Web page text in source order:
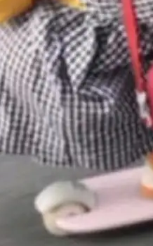
多了两项：
地从PoC走
AI应用...
表示——bool
认模式、浅
意义的组
了。要知道
、校验、或
enum，两个
大厂都在
在 Twitte
了 Cloudfla
，跟其他所
上它不一
我十年前的
建在 Cloudf
搭建的平台
我十年秘密
的分
最新开源项
Cloudflare
进程。 设
的 SQLite
的 S3 兼容
库协调——
对象自带一
，单个数据
就被消除
资源。当 cel
SQLite 数据
真相...
vivo夺
Z系列
硬件成本暴
机速度明显
数规格除开
Ultra / Z
低端机器，
REDMI No
X300 E这
/ Z Fold8 /
，一
辑操作的版
阶段。 De
page 最显
美元